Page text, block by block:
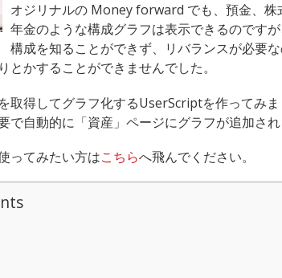
オジリナルの Money forward でも、預金、株
年金のような構成グラフは表示できるのです
構成を知ることができず、リバランスが必要
とかすることができませんでした。
取得してグラフ化するUserScriptを作ってみ
で自動的に「資産」ページにグラフが追加され
ってみたい方はこちらへ飛んでください。